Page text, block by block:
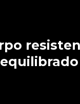
equilibrado